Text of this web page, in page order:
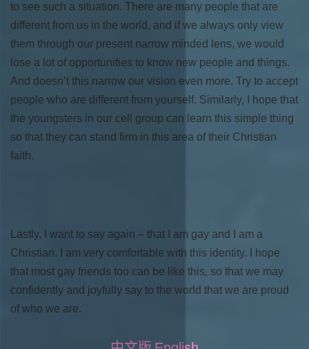
to see such a situation. There are many people that are
different from us in the world, and if we always only view
them through our present narrow minded lens, we would
lose a lot of opportunities to know new people and things.
And doesn’t this narrow our vision even more. Try to accept
people who are different from yourself. Similarly, I hope that
the youngsters in our cell group can learn this simple thing
so that they can stand firm in this area of their Christian
faith.
Lastly, I want to say again – that I am gay and I am a
Christian. I am very comfortable with this identity. I hope
that most gay friends too can be like this, so that we may
confidently and joyfully say to the world that we are proud
of who we are.